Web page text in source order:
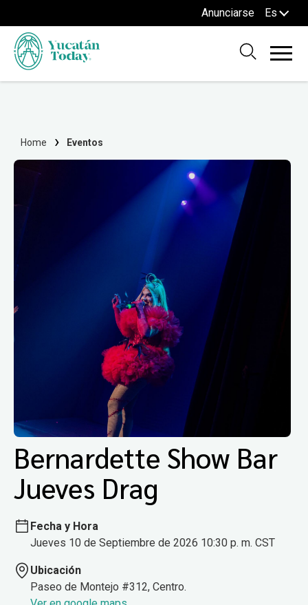
Anunciarse Es
Home Eventos
Bernardette Show Bar
Jueves Drag
Fecha y Hora
Jueves 10 de Septiembre de 2026 10:30 p. m. CST
Ubicación
Paseo de Montejo #312, Centro.